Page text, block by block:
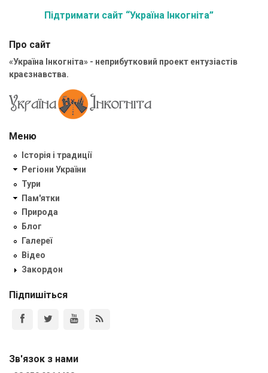
Підтримати сайт “Україна Інкогніта”
Про сайт
«Україна Інкогніта» - неприбутковий проект ентузіастів
краєзнавства.
Меню
Історія і традиції
Регіони України
Тури
Пам'ятки
Природа
Блог
Галереї
Відео
Закордон
Підпишіться
Зв'язок з нами